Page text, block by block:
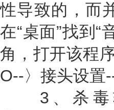
性导致的，而
在“桌面”找到“
角，打开该程
O--〉接头设置
3、杀毒软